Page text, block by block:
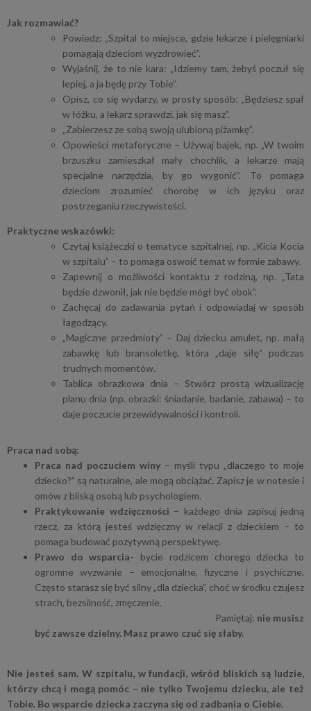
Jak rozmawiać?
Powiedz: „Szpital to miejsce, gdzie lekarze i pielęgniarki
pomagają dzieciom wyzdrowieć”.
Wyjaśnij, że to nie kara: „Idziemy tam, żebyś poczuł się
lepiej, a ja będę przy Tobie”.
Opisz, co się wydarzy, w prosty sposób: „Będziesz spał
w łóżku, a lekarz sprawdzi, jak się masz”.
„Zabierzesz ze sobą swoją ulubioną piżamkę”.
Opowieści metaforyczne – Używaj bajek, np. „W twoim
brzuszku zamieszkał mały chochlik, a lekarze mają
specjalne narzędzia, by go wygonić”. To pomaga
dzieciom zrozumieć chorobę w ich języku oraz
postrzeganiu rzeczywistości.
Praktyczne wskazówki:
Czytaj książeczki o tematyce szpitalnej, np. „Kicia Kocia
w szpitalu” – to pomaga oswoić temat w formie zabawy.
Zapewnij o możliwości kontaktu z rodziną, np. „Tata
będzie dzwonił, jak nie będzie mógł być obok”.
Zachęcaj do zadawania pytań i odpowiadaj w sposób
łagodzący.
„Magiczne przedmioty” – Daj dziecku amulet, np. małą
zabawkę lub bransoletkę, która „daje siłę” podczas
trudnych momentów.
Tablica obrazkowa dnia – Stwórz prostą wizualizację
planu dnia (np. obrazki: śniadanie, badanie, zabawa) – to
daje poczucie przewidywalności i kontroli.
Praca nad sobą:
Praca nad poczuciem winy – myśli typu „dlaczego to moje
dziecko?” są naturalne, ale mogą obciążać. Zapisz je w notesie i
omów z bliską osobą lub psychologiem.
Praktykowanie wdzięczności – każdego dnia zapisuj jedną
rzecz, za którą jesteś wdzięczny w relacji z dzieckiem – to
pomaga budować pozytywną perspektywę.
Prawo do wsparcia- bycie rodzicem chorego dziecka to
ogromne wyzwanie – emocjonalne, fizyczne i psychiczne.
Często starasz się być silny „dla dziecka”, choć w środku czujesz
strach, bezsilność, zmęczenie.
Pamiętaj: nie musisz
być zawsze dzielny. Masz prawo czuć się słaby.
Nie jesteś sam. W szpitalu, w fundacji, wśród bliskich są ludzie,
którzy chcą i mogą pomóc – nie tylko Twojemu dziecku, ale też
Tobie. Bo wsparcie dziecka zaczyna się od zadbania o Ciebie.